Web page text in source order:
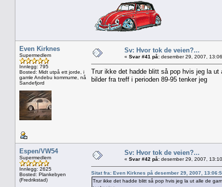
Even Kirknes
Supermedlem
Innlegg: 795
Bosted: Midt utpå ett jorde, i
gamle Andebu kommume, nå
Sandefjord
Sv: Hvor tok de veien?...
« Svar #41 på: desember 29, 2007,
Trur ikke det hadde blitt så pop hvis jeg la
bilder fra treff i perioden 89-95 tenker jeg
Espen/VW54
Supermedlem
Innlegg: 2625
Bosted: Plankebyen
(Fredrikstad)
Sv: Hvor tok de veien?...
« Svar #42 på: desember 29, 2007,
Sitat fra: Even Kirknes på desember 29, 2007,
Trur ikke det hadde blitt så pop hvis jeg la ut alle de